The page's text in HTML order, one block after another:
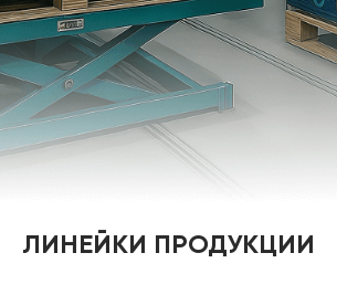
ЛИНЕЙКИ ПРОДУКЦИИ